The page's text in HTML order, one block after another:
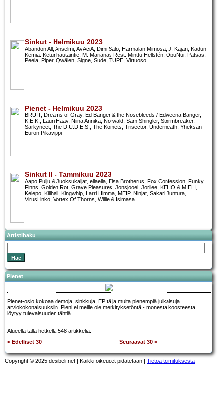
Sinkut - Helmikuu 2023
Abandon All, Anselmi, AvAciA, Dimi Salo, Härmälän Mimosa, J. Kajan, Kadun
Kemia, Ketunhautaintie, M, Marianas Rest, Minttu Hellstén, OpuNui, Patsas,
Peela, Piper, Qwälen, Signe, Sude, TUPE, Virtuoso
Pienet - Helmikuu 2023
BRUIT, Dreams of Gray, Ed Banger & the Nosebleeds / Edweena Banger,
K.E.K., Lauri Haav, Niina Annika, Norwald, Sam Shingler, Stormbreaker,
Särkyneet, The D.U.D.E.S., The Komets, Trisector, Underneath, Yheksän
Euron Pikavippi
Sinkut II - Tammikuu 2023
Aapo Pulju & Juoksukaljat, ellaella, Elsa Brotherus, Fox Confession, Funky
Finns, Golden Rot, Grave Pleasures, Jonsjooel, Jorilee, KEHO & MIELI,
Kelepo, Killhall, Kingwhip, Larri Himma, MEIP, Ninjat, Sakari Juntura,
VirusLinko, Vortex Of Thorns, Willie & Isimasa
Artistihaku
Pienet
Pienet-osio kokoaa demoja, sinkkuja, EP:tä ja muita pienempiä julkaisuja
arviokokonaisuuksiin. Pieni ei meille ole merkityksetöntä - monesta koosteesta
löytyy tulevaisuuden tähtiä.
Alueella tällä hetkellä 548 artikkelia.
< Edelliset 30
Seuraavat 30 >
Copyright © 2025 desibeli.net | Kaikki oikeudet pidätetään | Tietoa toimituksesta